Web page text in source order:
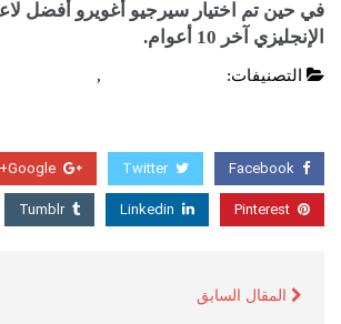
في حين تم اختيار سيرجيو أغويرو أفضل
الإنجليزي آخر 10 أعوام.
التصنيفات: ,
Facebook
Twitter
Google+
Pinterest
Linkedin
Tumblr
المقال السابق